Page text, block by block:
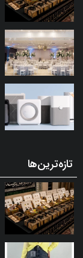
تازه‌ترین‌ها